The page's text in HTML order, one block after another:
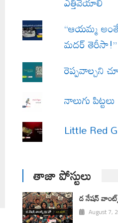
“ఆయమ్మ
మదర్ తెరీసా!”
నాలుగు పిట్టలు
Little Red
తాజా పోస్టులు
ద నేషన్
August 7,